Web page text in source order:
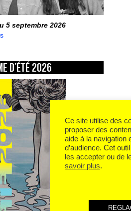
5 septembre 2026
d’été 2026
Ce site utilise des
proposer des
aide à la navigation
d’audience. Cet
les accepter ou de
savoir plus.